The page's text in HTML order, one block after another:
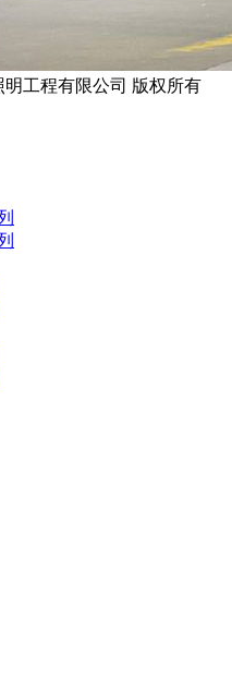
明工程有限公司 版权所有